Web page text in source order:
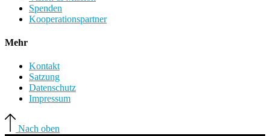
Spenden
Kooperationspartner
Mehr
Kontakt
Satzung
Datenschutz
Impressum
Nach oben